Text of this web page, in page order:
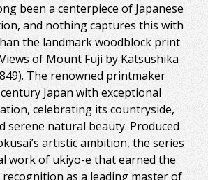
been a centerpiece of Japanese
and nothing captures this with
the landmark woodblock print
of Mount Fuji by Katsushika
The renowned printmaker
Japan with exceptional
celebrating its countryside,
serene natural beauty. Produced
artistic ambition, the series
work of ukiyo-e that earned the
as a leading master of